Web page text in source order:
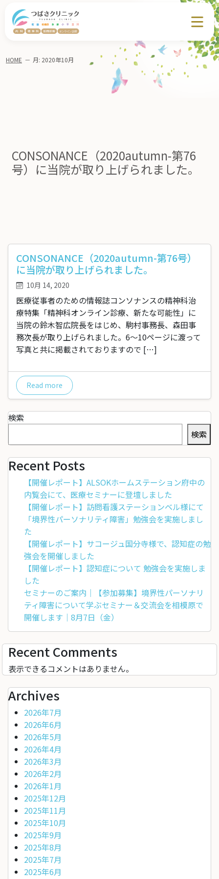
CONSONANCE（2020autumn-第76
号）に当院が取り上げられました。
HOME － 月: 2020年10月
CONSONANCE（2020autumn-第76号）
に当院が取り上げられました。
10月 14, 2020
医療従事者のための情報誌コンソナンスの精神科治
療特集「精神科オンライン診療、新たな可能性」に
当院の鈴木智広院長をはじめ、駒村事務長、森田事
務次長が取り上げられました。6～10ページに渡って
写真と共に掲載されておりますので […]
Read more
検索
検索
Recent Posts
【開催レポート】ALSOKホームステーション府中の
内覧会にて、医療セミナーに登壇しました
【開催レポート】訪問看護ステーションベル様にて
「境界性パーソナリティ障害」勉強会を実施しまし
た
【開催レポート】サコージュ国分寺様で、認知症の勉
強会を開催しました
【開催レポート】認知症について 勉強会を実施しま
した
セミナーのご案内｜【参加募集】境界性パーソナリ
ティ障害について学ぶセミナー＆交流会を相模原で
開催します｜8月7日（金）
Recent Comments
表示できるコメントはありません。
Archives
2026年7月
2026年6月
2026年5月
2026年4月
2026年3月
2026年2月
2026年1月
2025年12月
2025年11月
2025年10月
2025年9月
2025年8月
2025年7月
2025年6月